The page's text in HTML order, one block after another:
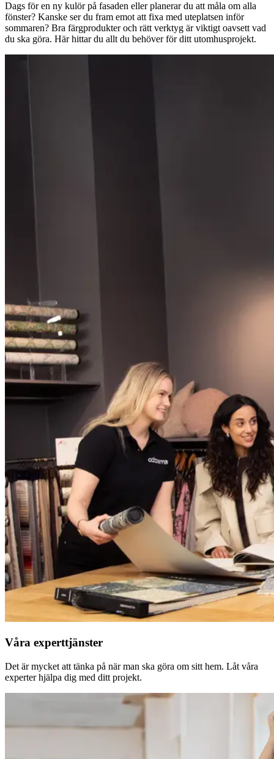
Dags för en ny kulör på fasaden eller planerar du att måla om alla
fönster? Kanske ser du fram emot att fixa med uteplatsen inför
sommaren? Bra färgprodukter och rätt verktyg är viktigt oavsett vad
du ska göra. Här hittar du allt du behöver för ditt utomhusprojekt.
Våra experttjänster
Det är mycket att tänka på när man ska göra om sitt hem. Låt våra
experter hjälpa dig med ditt projekt.